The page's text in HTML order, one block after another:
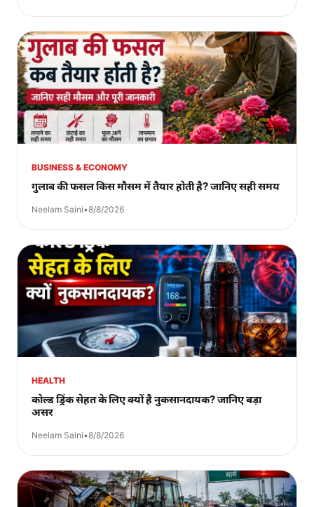
BUSINESS & ECONOMY
गुलाब की फसल किस मौसम में तैयार होती है? जानिए सही समय
Neelam Saini•8/8/2026
HEALTH
कोल्ड ड्रिंक सेहत के लिए क्यों है नुकसानदायक? जानिए बड़ा
असर
Neelam Saini•8/8/2026